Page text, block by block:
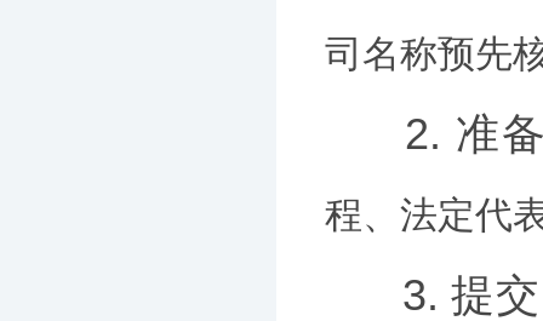
司名称预先
2. 准
程、法定代
3. 提